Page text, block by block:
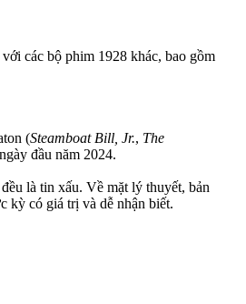
các bộ phim 1928 khác, bao gồm
(Steamboat Bill, Jr., The
đầu năm 2024.
là tin xấu. Về mặt lý thuyết, bản
kỳ có giá trị và dễ nhận biết.